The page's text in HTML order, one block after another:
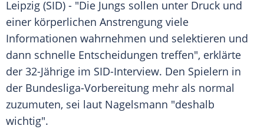
Leipzig (SID) - "Die Jungs sollen unter Druck und
einer körperlichen Anstrengung viele
Informationen wahrnehmen und selektieren und
dann schnelle Entscheidungen treffen", erklärte
der 32-Jährige im SID-Interview. Den Spielern in
der Bundesliga-Vorbereitung mehr als normal
zuzumuten, sei laut Nagelsmann "deshalb
wichtig".